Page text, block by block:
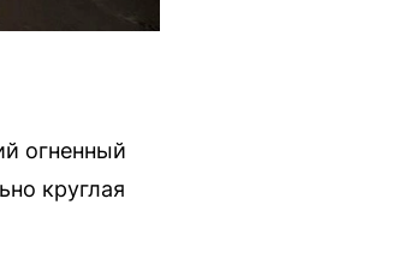
огненный
круглая